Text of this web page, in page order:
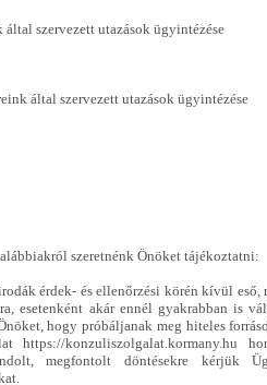
szervezett utazások ügyintézése
által szervezett utazások ügyintézése
szeretnénk Önöket tájékoztatni:
érdek- és ellenőrzési körén kívül
esetenként akár ennél gyakrabban is
hogy próbáljanak meg hiteles
https://konzuliszolgalat.kormany.hu
megfontolt döntésekre kérjük